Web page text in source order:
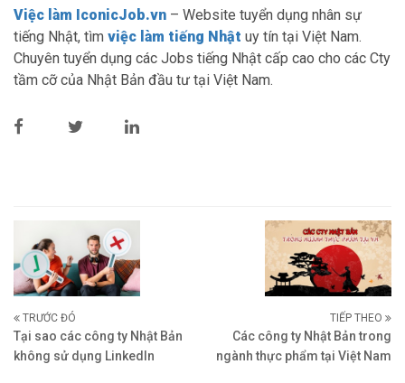
Việc làm IconicJob.vn – Website tuyển dụng nhân sự
tiếng Nhật, tìm việc làm tiếng Nhật uy tín tại Việt Nam.
Chuyên tuyển dụng các Jobs tiếng Nhật cấp cao cho các Cty
tầm cỡ của Nhật Bản đầu tư tại Việt Nam.
TRƯỚC ĐÓ
Tại sao các công ty Nhật Bản
không sử dụng LinkedIn
TIẾP THEO
Các công ty Nhật Bản trong
ngành thực phẩm tại Việt Nam